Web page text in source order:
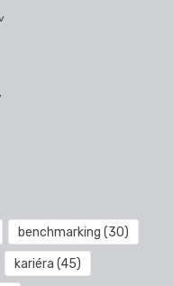
benchmarking (30)
kariéra (45)